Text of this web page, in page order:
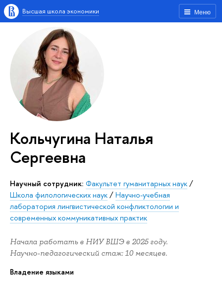
Меню
Высшая школа экономики
Кольчугина Наталья
Сергеевна
Научный сотрудник: Факультет гуманитарных наук/
Школа филологических наук/Научно-учебная
лаборатория лингвистической конфликтологии и
современных коммуникативных практик
Начала работать в НИУ ВШЭ в 2025 году.
Научно-педагогический стаж: 10 месяцев.
Владение языками